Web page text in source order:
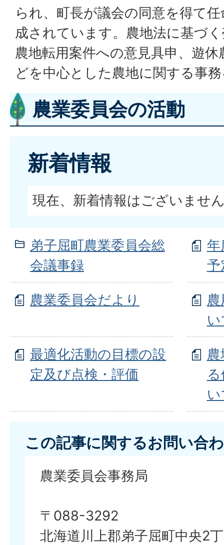
られ、町長が議会の同意を得て
成されています。農地法に基づ
農地転用案件への意見具申、遊
どを中心とした農地に関する事
農業委員会の活動
新着情報
現在、新着情報はございませ
弟子屈町農業委員会総
会議事録
年
予
農業委員会だより
最適化活動の目標の設
定及び点検・評価
この記事に関するお問い合
農業委員会事務局
〒088-3292
北海道川上郡弟子屈町中央2